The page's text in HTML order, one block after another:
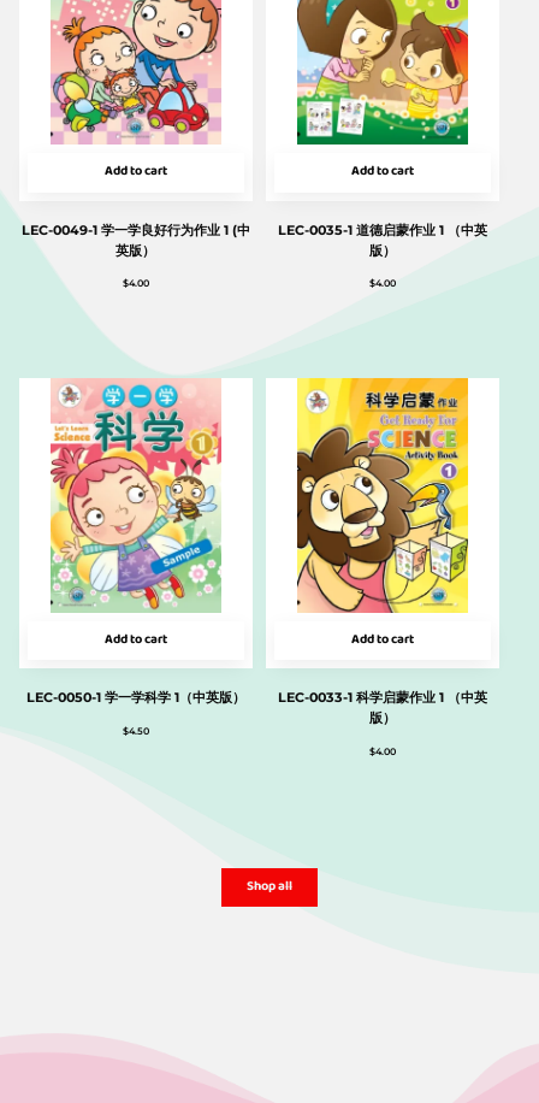
Add to cart
LEC-0049-1 学一学良好行为作业 1 (中
英版）
$4.00
Add to cart
LEC-0035-1 道德启蒙作业 1 （中英
版）
$4.00
Add to cart
LEC-0050-1 学一学科学 1（中英版）
$4.50
Add to cart
LEC-0033-1 科学启蒙作业 1 （中英
版）
$4.00
Shop all